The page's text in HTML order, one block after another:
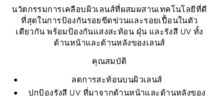
นวัตกรรมการเคลือบผิวเลนส์ที่ผสมผสานเทคโนโลยีที่ดี
ที่สุดในการป้องกันรอยขีดข่วนและรอยเปื้อนในตัว
เดียวกัน พร้อมป้องกันแสงสะท้อน ฝุ่น และรังสี UV ทั้ง
ด้านหน้าและด้านหลังของเลนส์
คุณสมบัติ
ลดการสะท้อนบนผิวเลนส์
ปกป้องรังสี UV ที่มาจากด้านหน้าและด้านหลังของ